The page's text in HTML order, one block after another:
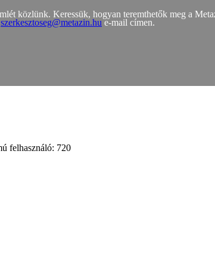
közlünk. Keressük, hogyan teremthetők meg a
szerkesztoseg@metazin.hue-mail címen.
felhasználó: 720